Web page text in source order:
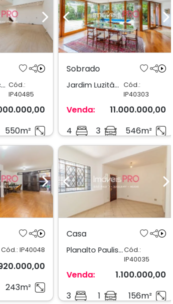
Next
Vila Nova Conceição Cód.:
IP40485
550m²
Previous
Sobrado
Jardim Luzitânia Cód.:
IP40303
Venda:
11.000.000,00
4
3 546m²
Next
Cód.: IP40048
243m²
Previous
Casa
Planalto PaulistaCód.:
IP40035
Venda:
1.100.000,00
3
1 156m²